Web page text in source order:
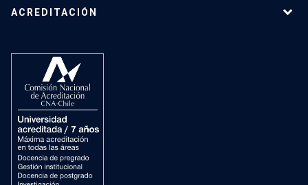
ACREDITACIÓN